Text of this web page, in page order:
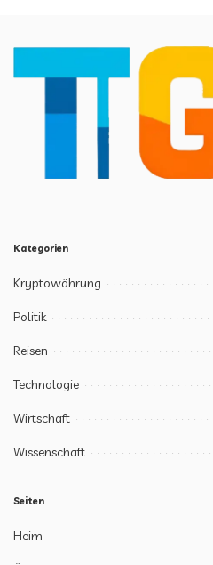
Kategorien
Kryptowährung
Politik
Reisen
Technologie
Wirtschaft
Wissenschaft
Seiten
Heim